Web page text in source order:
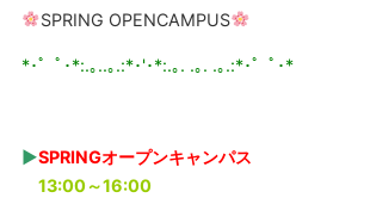
SPRING OPENCAMPUS
*･゜ﾟ･*:.｡..｡.:*･'･*:.｡. .｡. .｡.:*･゜ﾟ･*
▶︎SPRINGオープンキャンパス
13:00～16:00